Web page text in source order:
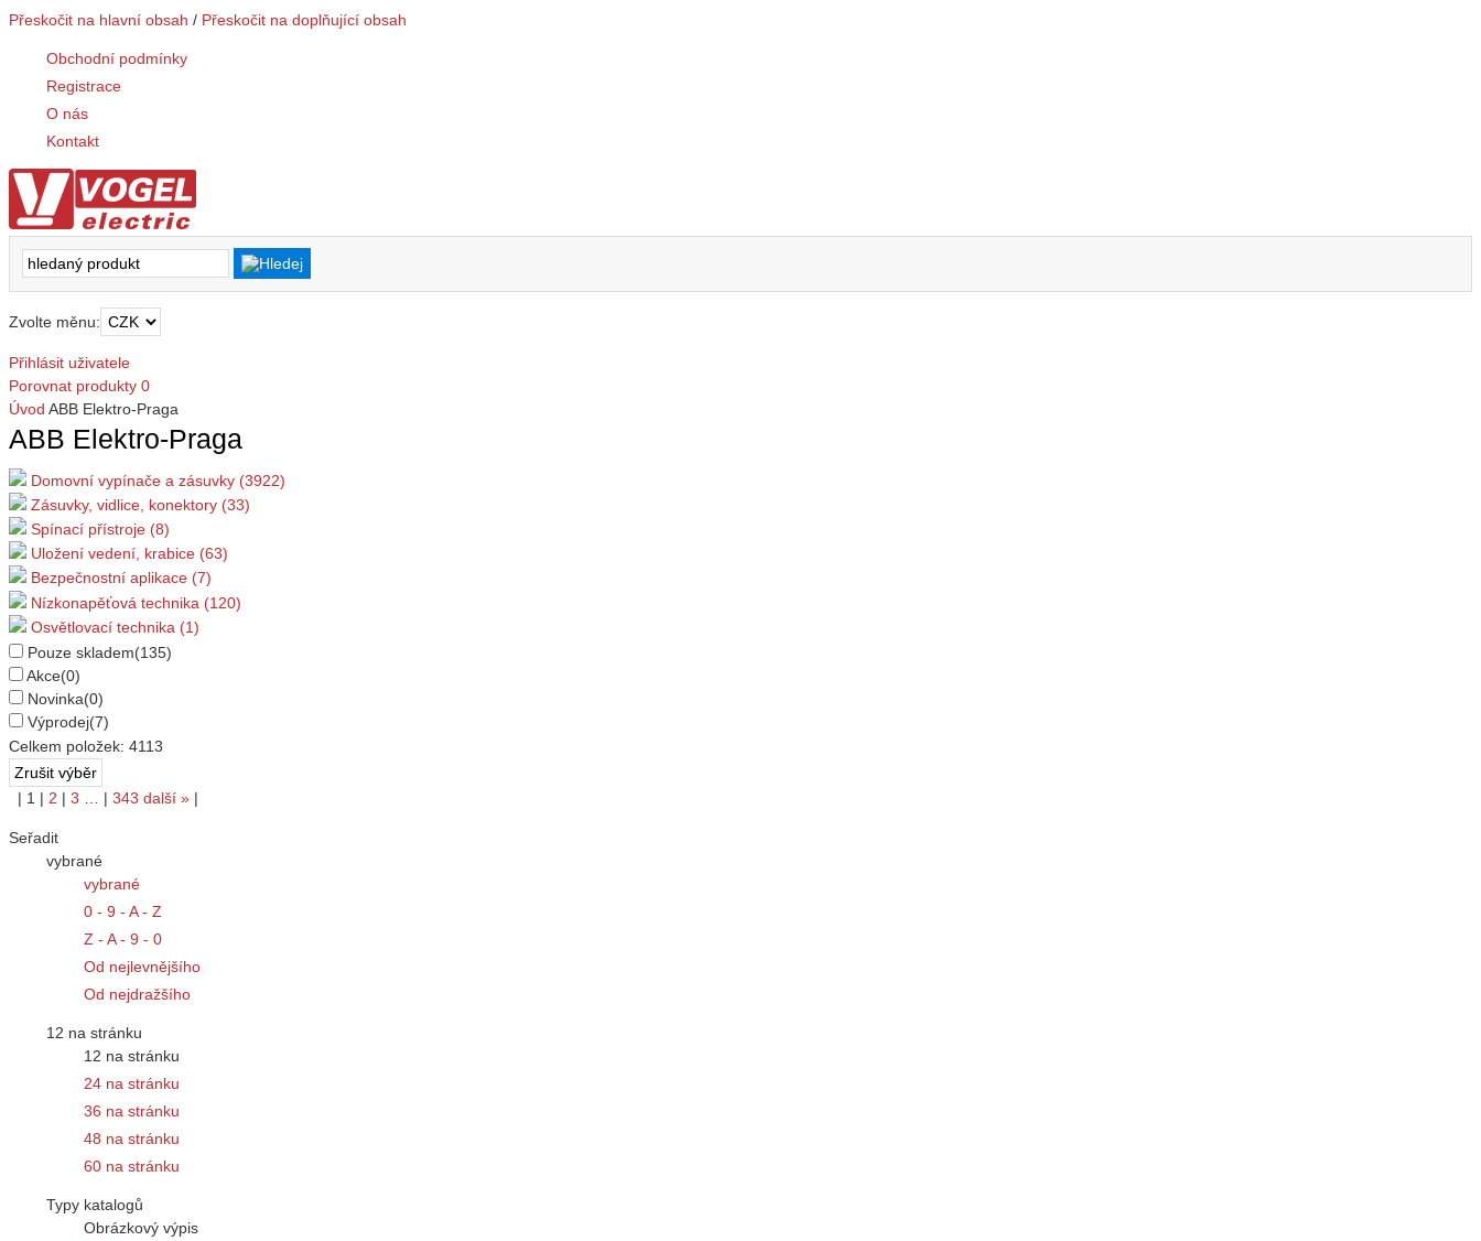
Přeskočit na hlavní obsah / Přeskočit na doplňující obsah
Obchodní podmínky
Registrace
O nás
Kontakt
Zvolte měnu:
Přihlásit uživatele
Porovnat produkty 0
Úvod ABB Elektro-Praga
ABB Elektro-Praga
Domovní vypínače a zásuvky (3922)
Zásuvky, vidlice, konektory (33)
Spínací přístroje (8)
Uložení vedení, krabice (63)
Bezpečnostní aplikace (7)
Nízkonapěťová technika (120)
Osvětlovací technika (1)
Pouze skladem(135)
Akce(0)
Novinka(0)
Výprodej(7)
Celkem položek: 4113
| 1 | 2 | 3 … | 343 další » |
Seřadit
vybrané
vybrané
0 - 9 - A - Z
Z - A - 9 - 0
Od nejlevnějšího
Od nejdražšího
12 na stránku
12 na stránku
24 na stránku
36 na stránku
48 na stránku
60 na stránku
Typy katalogů
Obrázkový výpis